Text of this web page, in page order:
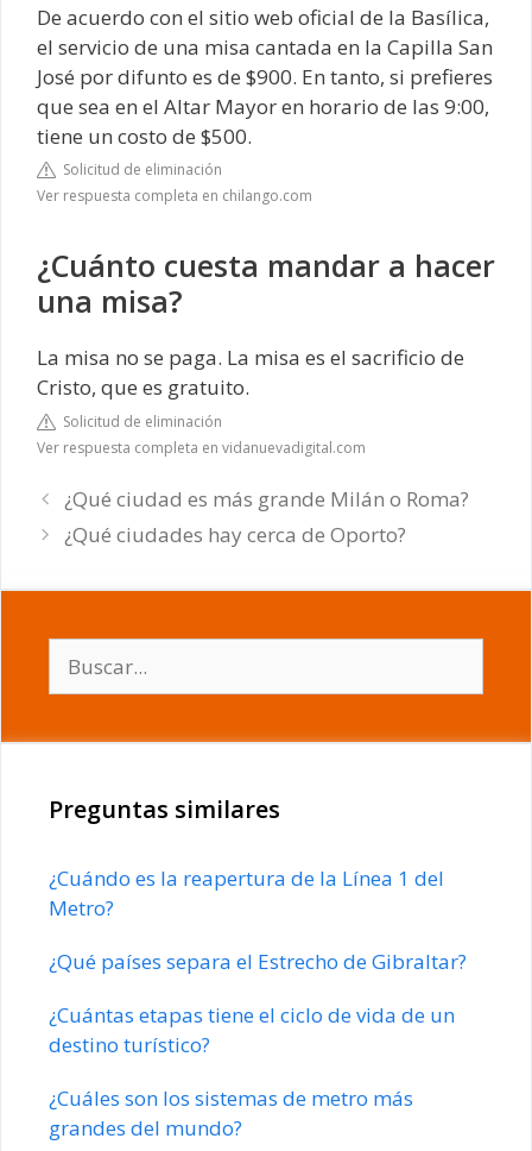
De acuerdo con el sitio web oficial de la Basílica,
el servicio de una misa cantada en la Capilla San
José por difunto es de $900. En tanto, si prefieres
que sea en el Altar Mayor en horario de las 9:00,
tiene un costo de $500.
Solicitud de eliminación
Ver respuesta completa en chilango.com
¿Cuánto cuesta mandar a hacer
una misa?
La misa no se paga. La misa es el sacrificio de
Cristo, que es gratuito.
Solicitud de eliminación
Ver respuesta completa en vidanuevadigital.com
¿Qué ciudad es más grande Milán o Roma?
¿Qué ciudades hay cerca de Oporto?
Preguntas similares
¿Cuándo es la reapertura de la Línea 1 del
Metro?
¿Qué países separa el Estrecho de Gibraltar?
¿Cuántas etapas tiene el ciclo de vida de un
destino turístico?
¿Cuáles son los sistemas de metro más
grandes del mundo?